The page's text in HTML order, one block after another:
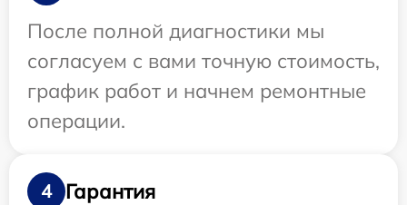
После полной диагностики мы
согласуем с вами точную стоимость,
график работ и начнем ремонтные
операции.
4
Гарантия